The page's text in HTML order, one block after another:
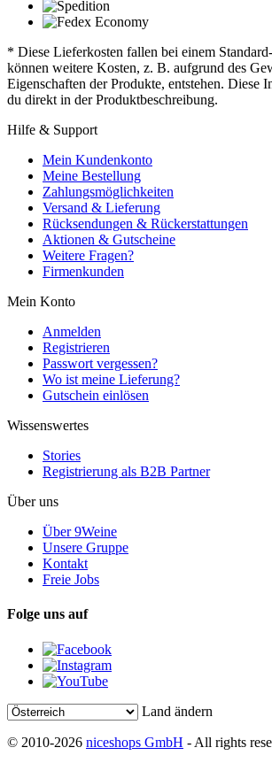
* Diese Lieferkosten fallen bei einem
können weitere Kosten, z. B. aufgrund des
Eigenschaften der Produkte, entstehen. Diese
du direkt in der Produktbeschreibung.
Hilfe & Support
Mein Kundenkonto
Meine Bestellung
Zahlungsmöglichkeiten
Versand & Lieferung
Rücksendungen & Rückerstattungen
Aktionen & Gutscheine
Weitere Fragen?
Firmenkunden
Mein Konto
Anmelden
Registrieren
Passwort vergessen?
Wo ist meine Lieferung?
Gutschein einlösen
Wissenswertes
Stories
Registrierung als B2B Partner
Über uns
Über 9Weine
Unsere Gruppe
Kontakt
Freie Jobs
Folge uns auf
Land ändern
© 2010-2026 niceshops GmbH - All rights